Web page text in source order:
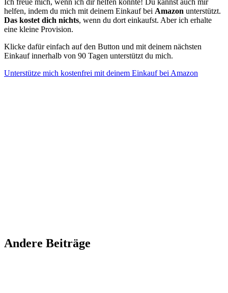
Ich freue mich, wenn ich dir helfen konnte! Du kannst auch mir
helfen, indem du mich mit deinem Einkauf bei Amazon unterstützt.
Das kostet dich nichts, wenn du dort einkaufst. Aber ich erhalte
eine kleine Provision.
Klicke dafür einfach auf den Button und mit deinem nächsten
Einkauf innerhalb von 90 Tagen unterstützt du mich.
Unterstütze mich kostenfrei mit deinem Einkauf bei Amazon
Andere Beiträge